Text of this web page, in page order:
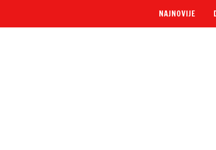
NAJNOVIJE